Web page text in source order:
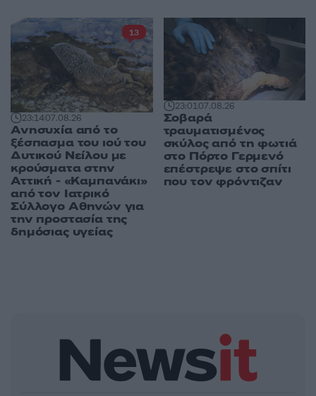
23:1407.08.26
Ανησυχία από το
ξέσπασμα του ιού του
Δυτικού Νείλου με
κρούσματα στην
Αττική - «Καμπανάκι»
από τον Ιατρικό
Σύλλογο Αθηνών για
την προστασία της
δημόσιας υγείας
13
23:0107.08.26
Σοβαρά
τραυματισμένος
σκύλος από τη φωτιά
στο Πόρτο Γερμενό
επέστρεψε στο σπίτι
που τον φρόντιζαν